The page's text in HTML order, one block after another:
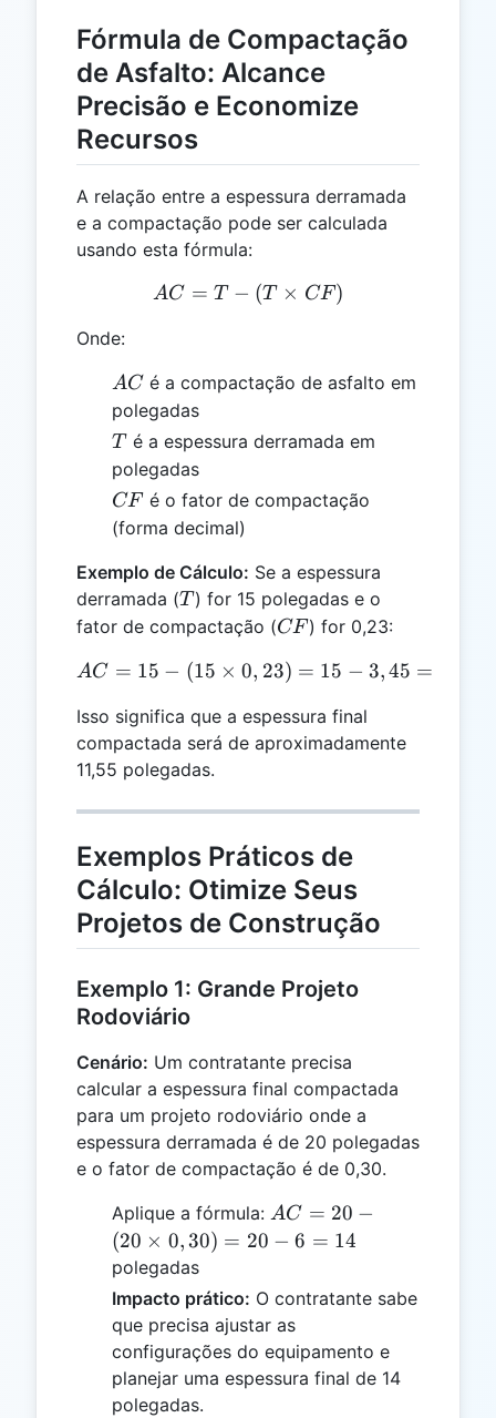
Fórmula de Compactação
de Asfalto: Alcance
Precisão e Economize
Recursos
A relação entre a espessura derramada
e a compactação pode ser calculada
usando esta fórmula:
AC = T - (T \times CF)
AC = T − (T × CF)
Onde:
AC
AC é a compactação de asfalto em
polegadas
T
T é a espessura derramada em
polegadas
CF
CF é o fator de compactação
(forma decimal)
Exemplo de Cálculo: Se a espessura
derramada (T
T ) for 15 polegadas e o
fator de compactação (CF
CF ) for 0,23:
AC = 15 - (15 \times
AC = 15 − (15 × 0, 23) = 15 − 3,45 =
Isso significa que a espessura final
compactada será de aproximadamente
11,55 polegadas.
Exemplos Práticos de
Cálculo: Otimize Seus
Projetos de Construção
Exemplo 1: Grande Projeto
Rodoviário
Cenário: Um contratante precisa
calcular a espessura final compactada
para um projeto rodoviário onde a
espessura derramada é de 20 polegadas
e o fator de compactação é de 0,30.
Aplique a fórmula: AC =
20 -
\times
0,30)
= 20 -
6 =
14
AC = 20 −
(20 × 0,30) = 20 − 6 = 14
polegadas
Impacto prático: O contratante sabe
que precisa ajustar as
configurações do equipamento e
planejar uma espessura final de 14
polegadas.